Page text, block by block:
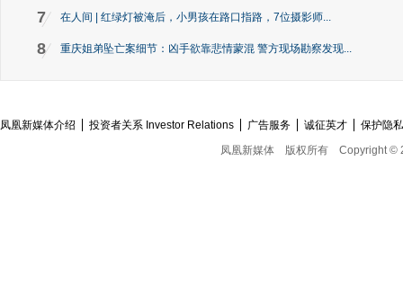
7 在人间 | 红绿灯被淹后，小男孩在路口指路，7位摄影师...
8 重庆姐弟坠亡案细节：凶手欲靠悲情蒙混 警方现场勘察发现...
凤凰新媒体介绍 投资者关系 Investor Relations 广告服务 诚征英才
保护隐
凤凰新媒体
版权所有 Copyright ©